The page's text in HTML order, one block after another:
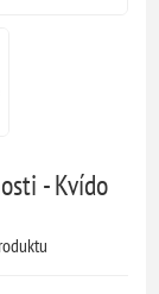
- Kvído